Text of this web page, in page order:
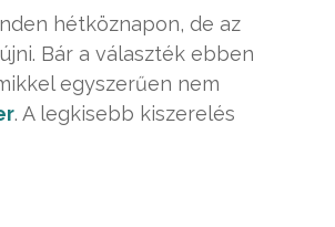
hétköznapon, de az
Bár a választék ebben
egyszerűen nem
. A legkisebb kiszerelés